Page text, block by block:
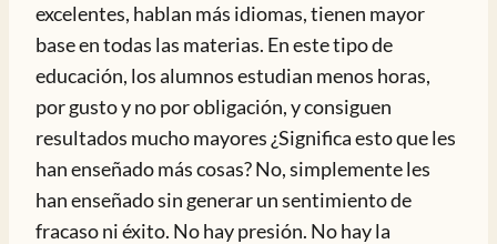
excelentes, hablan más idiomas, tienen mayor
base en todas las materias. En este tipo de
educación, los alumnos estudian menos horas,
por gusto y no por obligación, y consiguen
resultados mucho mayores ¿Significa esto que les
han enseñado más cosas? No, simplemente les
han enseñado sin generar un sentimiento de
fracaso ni éxito. No hay presión. No hay la